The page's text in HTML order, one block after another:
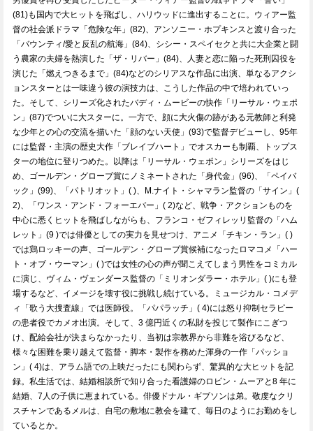
(81)も国内で大ヒットを飛ばし、ハリウッドに進出することに。ウィアー監
督の社会派ドラマ「危険な年」(82)、アンソニー・ホプキンスと渡り合った
「バウンティ/愛と反乱の航海」(84)、シシー・スペイセクと共に大企業と闘
う農家の夫婦を熱演した「ザ・リバー」(84)、人妻と恋に陥った死刑囚役を
演じた「燃えつきるまで」(84)などのシリアスな作品に出演、単なるアクシ
ョンスターとは一味違う彼の演技力は、こうした作品の中で培われていっ
た。そして、シリーズ化されたバディ・ムービーの快作「リーサル・ウェポ
ン」(87)でついに大スターに。一方で、顔に大火傷の跡がある元教師と利発
な少年との心の交流を描いた「顔のない天使」(93)で監督デビューし、95年
には監督・主演の歴史大作「ブレイブハート」でオスカーも制覇、トップス
ターの地位に登りつめた。以降は「リーサル・ウェポン」シリーズをはじ
め、ゴールデン・グローブ賞にノミネートされた「身代金」(96)、「ペイバ
ック」(99)、「パトリオット」( )、M.ナイト・シャマラン監督の「サイン」(
2)、「ワンス・アンド・フォーエバー」( 2)など、戦争・アクションものを
中心に悉くヒットを飛ばしながらも、フランコ・ゼフィレッリ監督の「ハム
レット」(9 )では俳優としての実力を見せつけ、アニメ「チキン・ラン」( )
では鶏ロッキーの声、ゴールデン・グローブ賞候補になったロマコメ「ハー
ト・オブ・ウーマン」( )では女性の心の声が聞こえてしまう男性をコミカル
に演じ、ヴィム・ヴェンダース監督の「ミリオンダラー・ホテル」( )にも登
場するなど、イメージを壊す役に挑戦し続けている。ミュージカル・コメデ
ィ「歌う大捜査線」では医師役。「パパラッチ」( 4)には怒り抑制セラピー
の患者役でカメオ出演。そして、3 億円近くの私財を投じて製作にこぎつ
け、配給会社が決まらなかったり、当初は宗教界から非難を浴びるなど、
様々な困難を乗り越えて監督・脚本・製作を務めた渾身の一作「パッショ
ン」( 4)は、アラム語での上映だったにも関わらず、驚異的な大ヒットを記
録。私生活では、結婚相談所で知り合った看護婦のロビン・ムーアと8 年に
結婚、7人の子供に恵まれている。俳優ドナル・ギブソンは弟。敬虔なクリ
スチャンであるメルは、自宅の敷地に教会を建て、毎日のようにお勤めをし
ているとか。